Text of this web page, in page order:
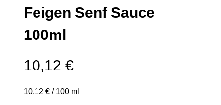
Feigen Senf Sauce
100ml
10,12 €
10,12 € / 100 ml